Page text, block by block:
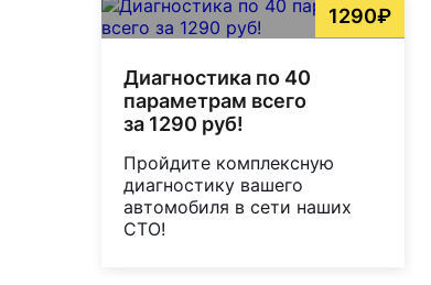
1290₽
Диагностика по 40
параметрам всего
за 1290 руб!
Пройдите комплексную
диагностику вашего
автомобиля в сети наших
СТО!